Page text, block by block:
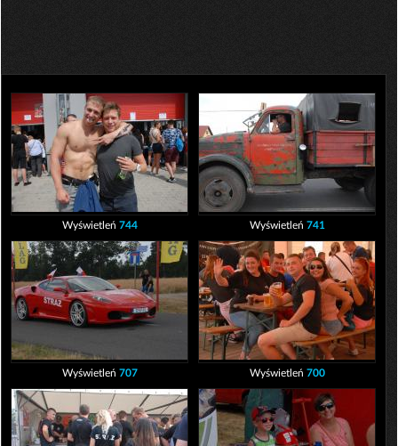
Wyświetleń 744 Wyświetleń 741
Wyświetleń 707 Wyświetleń 700